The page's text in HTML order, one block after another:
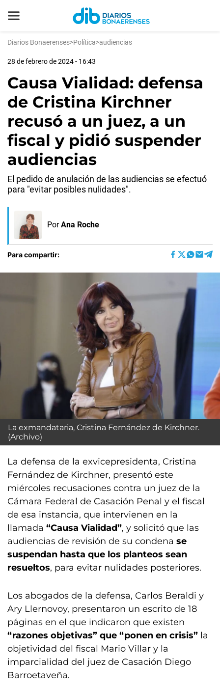
Diarios Bonaerenses>Política>audiencias
28 de febrero de 2024 - 16:43
Causa Vialidad: defensa
de Cristina Kirchner
recusó a un juez, a un
fiscal y pidió suspender
audiencias
El pedido de anulación de las audiencias se efectuó
para "evitar posibles nulidades".
Por Ana Roche
Para compartir:
La exmandataria, Cristina Fernández de Kirchner.
(Archivo)
La defensa de la exvicepresidenta, Cristina
Fernández de Kirchner, presentó este
miércoles recusaciones contra un juez de la
Cámara Federal de Casación Penal y el fiscal
de esa instancia, que intervienen en la
llamada “Causa Vialidad”, y solicitó que las
audiencias de revisión de su condena se
suspendan hasta que los planteos sean
resueltos, para evitar nulidades posteriores.
Los abogados de la defensa, Carlos Beraldi y
Ary Llernovoy, presentaron un escrito de 18
páginas en el que indicaron que existen
“razones objetivas” que “ponen en crisis” la
objetividad del fiscal Mario Villar y la
imparcialidad del juez de Casación Diego
Barroetaveña.